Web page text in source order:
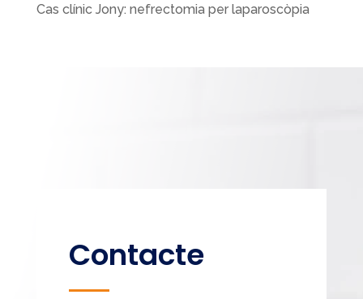
Cas clínic Jony: nefrectomia per laparoscòpia
Contacte